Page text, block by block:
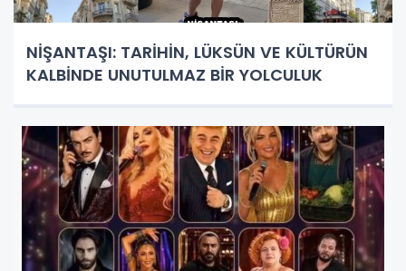
NİŞANTAŞI: TARİHİN, LÜKSÜN VE KÜLTÜRÜN
KALBİNDE UNUTULMAZ BİR YOLCULUK